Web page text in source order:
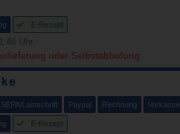
E-Rezept
Uhr
oder Selbstabholung
SEPA/Lastschrift Paypal Rechnung Vorkasse
E-Rezept